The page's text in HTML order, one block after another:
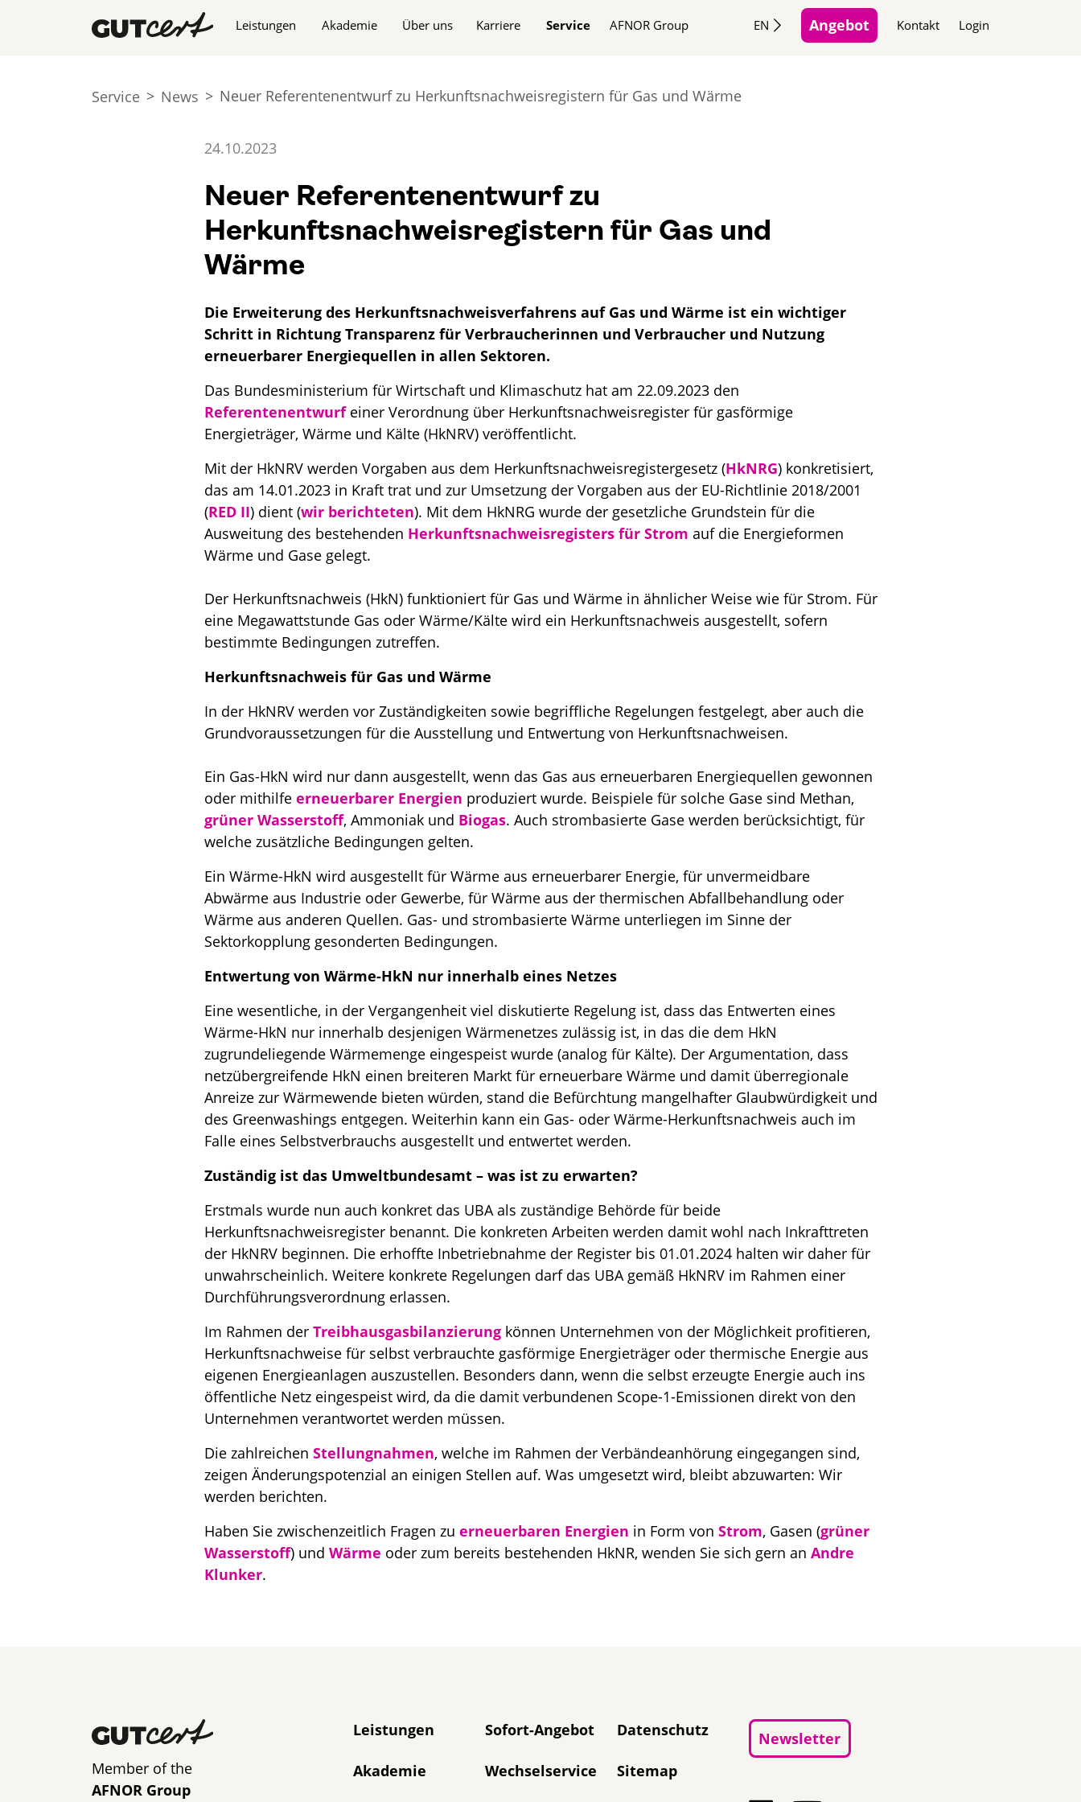
Leistungen
Akademie Über uns Karriere Service AFNOR Group EN Angebot Kontakt Login
Service News Neuer Referentenentwurf zu Herkunftsnachweisregistern für Gas und Wärme
24.10.2023
Neuer Referentenentwurf zu
Herkunftsnachweisregistern für Gas und
Wärme
Die Erweiterung des Herkunftsnachweisverfahrens auf Gas und Wärme ist ein wichtiger
Schritt in Richtung Transparenz für Verbraucherinnen und Verbraucher und Nutzung
erneuerbarer Energiequellen in allen Sektoren.
Das Bundesministerium für Wirtschaft und Klimaschutz hat am 22.09.2023 den
Referentenentwurfeiner Verordnung über Herkunftsnachweisregister für gasförmige
Energieträger, Wärme und Kälte (HkNRV) veröffentlicht.
Mit der HkNRV werden Vorgaben aus dem Herkunftsnachweisregistergesetz (HkNRG) konkretisiert,
das am 14.01.2023 in Kraft trat und zur Umsetzung der Vorgaben aus der EU-Richtlinie 2018/2001
(RED II) dient (wir berichteten). Mit dem HkNRG wurde der gesetzliche Grundstein für die
Ausweitung des bestehenden Herkunftsnachweisregisters für Strom auf die Energieformen
Wärme und Gase gelegt.
Der Herkunftsnachweis (HkN) funktioniert für Gas und Wärme in ähnlicher Weise wie für Strom. Für
eine Megawattstunde Gas oder Wärme/Kälte wird ein Herkunftsnachweis ausgestellt, sofern
bestimmte Bedingungen zutreffen.
Herkunftsnachweis für Gas und Wärme
In der HkNRV werden vor Zuständigkeiten sowie begriffliche Regelungen festgelegt, aber auch die
Grundvoraussetzungen für die Ausstellung und Entwertung von Herkunftsnachweisen.
Ein Gas-HkN wird nur dann ausgestellt, wenn das Gas aus erneuerbaren Energiequellen gewonnen
oder mithilfe erneuerbarer Energien produziert wurde. Beispiele für solche Gase sind Methan,
grüner Wasserstoff, Ammoniak und Biogas. Auch strombasierte Gase werden berücksichtigt, für
welche zusätzliche Bedingungen gelten.
Ein Wärme-HkN wird ausgestellt für Wärme aus erneuerbarer Energie, für unvermeidbare
Abwärme aus Industrie oder Gewerbe, für Wärme aus der thermischen Abfallbehandlung oder
Wärme aus anderen Quellen. Gas- und strombasierte Wärme unterliegen im Sinne der
Sektorkopplung gesonderten Bedingungen.
Entwertung von Wärme-HkN nur innerhalb eines Netzes
Eine wesentliche, in der Vergangenheit viel diskutierte Regelung ist, dass das Entwerten eines
Wärme-HkN nur innerhalb desjenigen Wärmenetzes zulässig ist, in das die dem HkN
zugrundeliegende Wärmemenge eingespeist wurde (analog für Kälte). Der Argumentation, dass
netzübergreifende HkN einen breiteren Markt für erneuerbare Wärme und damit überregionale
Anreize zur Wärmewende bieten würden, stand die Befürchtung mangelhafter Glaubwürdigkeit und
des Greenwashings entgegen. Weiterhin kann ein Gas- oder Wärme-Herkunftsnachweis auch im
Falle eines Selbstverbrauchs ausgestellt und entwertet werden.
Zuständig ist das Umweltbundesamt – was ist zu erwarten?
Erstmals wurde nun auch konkret das UBA als zuständige Behörde für beide
Herkunftsnachweisregister benannt. Die konkreten Arbeiten werden damit wohl nach Inkrafttreten
der HkNRV beginnen. Die erhoffte Inbetriebnahme der Register bis 01.01.2024 halten wir daher für
unwahrscheinlich. Weitere konkrete Regelungen darf das UBA gemäß HkNRV im Rahmen einer
Durchführungsverordnung erlassen.
Im Rahmen der Treibhausgasbilanzierungkönnen Unternehmen von der Möglichkeit profitieren,
Herkunftsnachweise für selbst verbrauchte gasförmige Energieträger oder thermische Energie aus
eigenen Energieanlagen auszustellen. Besonders dann, wenn die selbst erzeugte Energie auch ins
öffentliche Netz eingespeist wird, da die damit verbundenen Scope-1-Emissionen direkt von den
Unternehmen verantwortet werden müssen.
Die zahlreichen Stellungnahmen, welche im Rahmen der Verbändeanhörung eingegangen sind,
zeigen Änderungspotenzial an einigen Stellen auf. Was umgesetzt wird, bleibt abzuwarten: Wir
werden berichten.
Haben Sie zwischenzeitlich Fragen zu erneuerbaren Energien in Form von Strom, Gasen (grüner
Wasserstoff) und Wärme oder zum bereits bestehenden HkNR, wenden Sie sich gern an Andre
Klunker.
Member of the
AFNOR Group
Navigation überspringen
Leistungen
Akademie
Sofort-Angebot
Wechselservice
Datenschutz
Sitemap
Newsletter